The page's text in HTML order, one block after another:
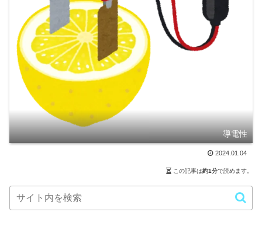
導電性
2024.01.04
この記事は約1分で読めます。